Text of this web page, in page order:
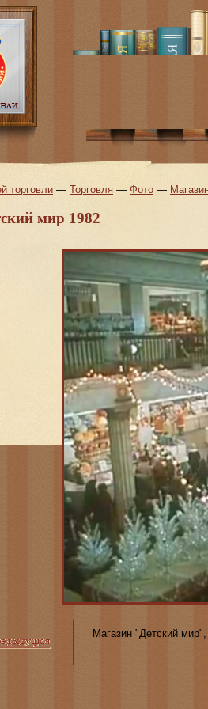
торговли — Торговля — Фото —
мир 1982
Магазин "Детский